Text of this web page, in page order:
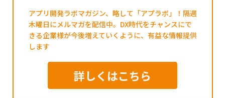
アプリ開発ラボマガジン、略して「アプラボ」！隔週
木曜日にメルマガを配信中。DX時代をチャンスにで
きる企業様が今後増えていくように、有益な情報提供
します
詳しくはこちら